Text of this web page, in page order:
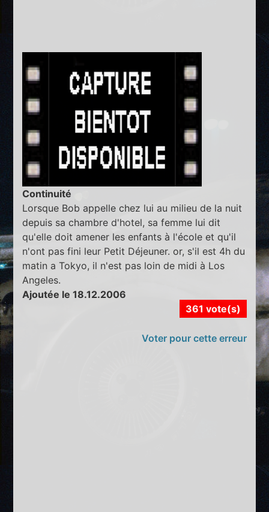
Continuité
Lorsque Bob appelle chez lui au milieu de la nuit
depuis sa chambre d'hotel, sa femme lui dit
qu'elle doit amener les enfants à l'école et qu'il
n'ont pas fini leur Petit Déjeuner. or, s'il est 4h du
matin a Tokyo, il n'est pas loin de midi à Los
Angeles.
Ajoutée le 18.12.2006
361 vote(s)
Voter pour cette erreur